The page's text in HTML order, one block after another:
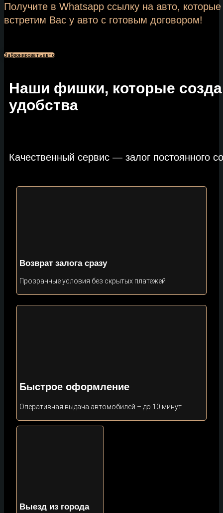
Получите в Whatsapp ссылку на авто,
встретим Вас у авто с готовым договором!
Забронировать авто
Наши фишки, которые
удобства
Качественный сервис — залог постоянного
Возврат залога сразу
Прозрачные условия без скрытых платежей
Быстрое оформление
Оперативная выдача автомобилей – до 10 минут
Выезд из города